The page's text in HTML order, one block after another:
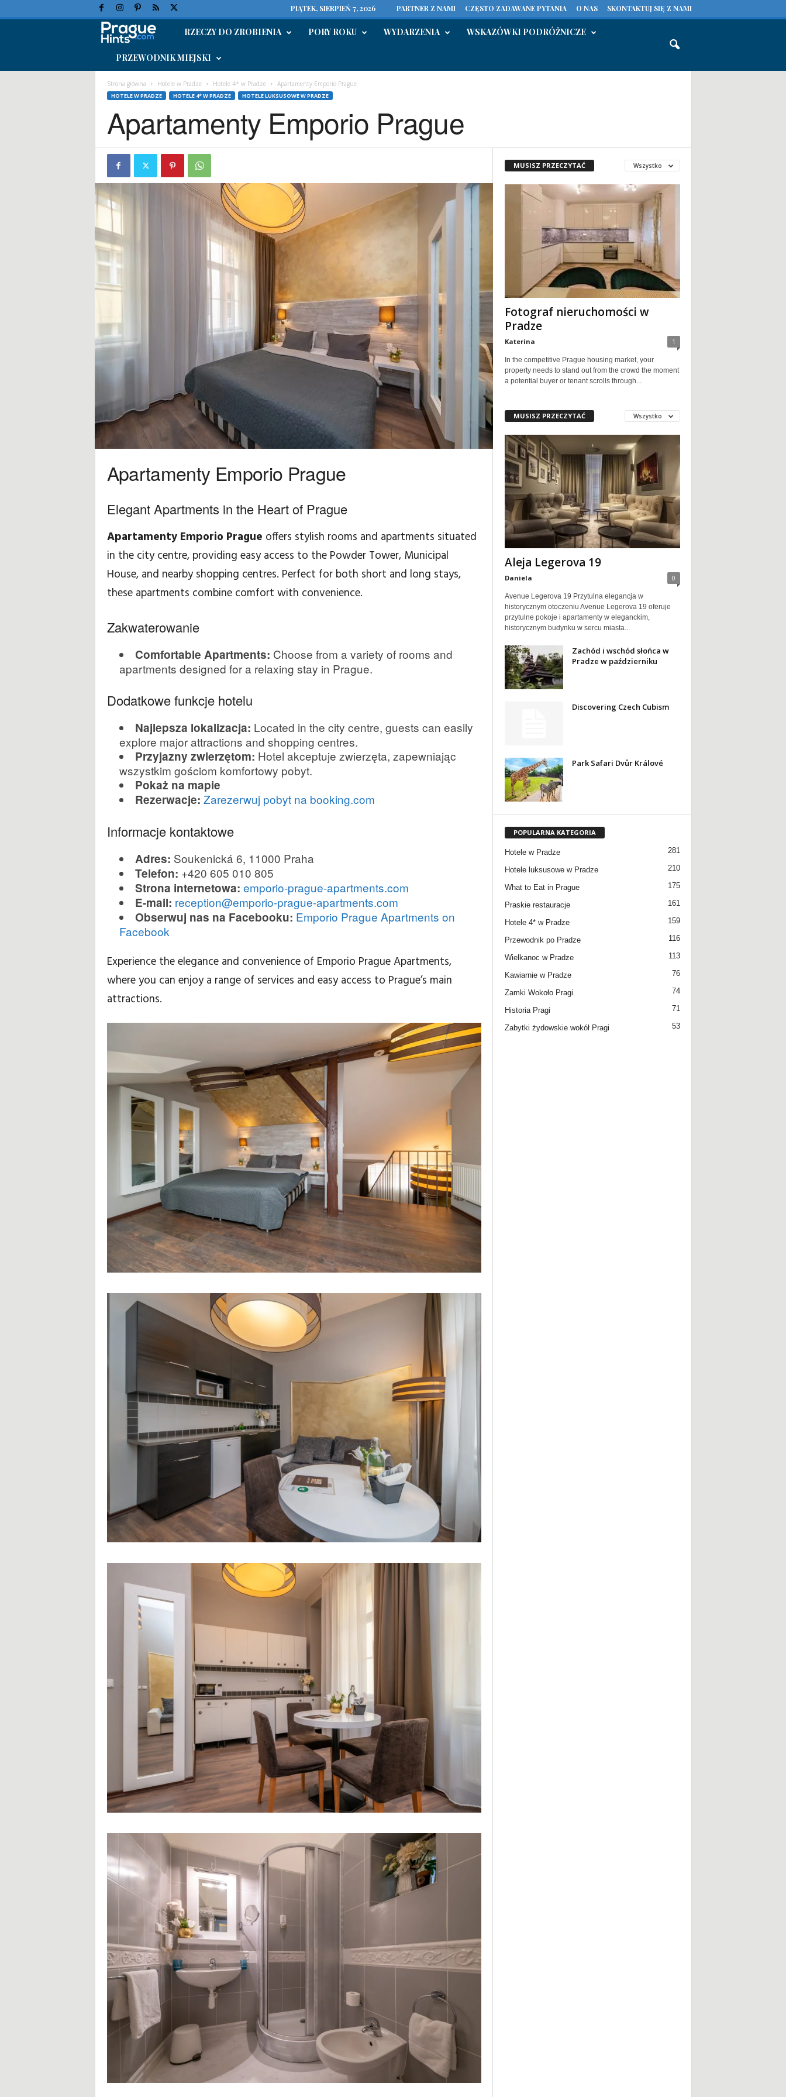
PIĄTEK, SIERPIEŃ 7, 2026 PARTNER Z NAMI CZĘSTO ZADAWANE PYTANIA O NAS SKONTAKTUJ SIĘ Z NAMI
a
k
c
e
,
w
k
w
k
i
i
p
o
r
a
d
y
d
o
y
z
ą
p
ó
ż
y
RZECZY DO ZROBIENIA PORY ROKU WYDARZENIA WSKAZÓWKI PODRÓŻNICZE
PRZEWODNIK MIEJSKI
Strona główna Hotele w Pradze Hotele 4* w Pradze Apartamenty Emporio Prague
HOTELE W PRADZE HOTELE 4* W PRADZE HOTELE LUKSUSOWE W PRADZE
Apartamenty Emporio Prague
Apartamenty Emporio Prague
Elegant Apartments in the Heart of Prague
Apartamenty Emporio Prague offers stylish rooms and apartments situated
in the city centre, providing easy access to the Powder Tower, Municipal
House, and nearby shopping centres. Perfect for both short and long stays,
these apartments combine comfort with convenience.
Zakwaterowanie
Comfortable Apartments: Choose from a variety of rooms and
apartments designed for a relaxing stay in Prague.
Dodatkowe funkcje hotelu
Najlepsza lokalizacja: Located in the city centre, guests can easily
explore major attractions and shopping centres.
Przyjazny zwierzętom: Hotel akceptuje zwierzęta, zapewniając
wszystkim gościom komfortowy pobyt.
Pokaż na mapie
Rezerwacje: Zarezerwuj pobyt na booking.com
Informacje kontaktowe
Adres: Soukenická 6, 11000 Praha
Telefon: +420 605 010 805
Strona internetowa: emporio-prague-apartments.com
E-mail: reception@emporio-prague-apartments.com
Obserwuj nas na Facebooku: Emporio Prague Apartments on
Facebook
Experience the elegance and convenience of Emporio Prague Apartments,
where you can enjoy a range of services and easy access to Prague’s main
attractions.
MUSISZ PRZECZYTAĆ Wszystko
Fotograf nieruchomości w
Pradze
Katerina 1
In the competitive Prague housing market, your
property needs to stand out from the crowd the moment
a potential buyer or tenant scrolls through...
MUSISZ PRZECZYTAĆ Wszystko
Aleja Legerova 19
Daniela 0
Avenue Legerova 19 Przytulna elegancja w
historycznym otoczeniu Avenue Legerova 19 oferuje
przytulne pokoje i apartamenty w eleganckim,
historycznym budynku w sercu miasta...
Zachód i wschód słońca w
Pradze w październiku
Discovering Czech Cubism
Park Safari Dvůr Králové
POPULARNA KATEGORIA
Hotele w Pradze 281
Hotele luksusowe w Pradze 210
What to Eat in Prague 175
Praskie restauracje 161
Hotele 4* w Pradze 159
Przewodnik po Pradze 116
Wielkanoc w Pradze 113
Kawiarnie w Pradze 76
Zamki Wokoło Pragi 74
Historia Pragi 71
Zabytki żydowskie wokół Pragi 53